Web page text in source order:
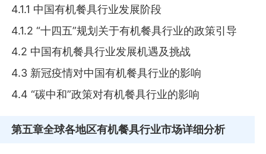
4.1.1 中国有机餐具行业发展阶段
4.1.2 “十四五”规划关于有机餐具行业的政策引导
4.2 中国有机餐具行业发展机遇及挑战
4.3 新冠疫情对中国有机餐具行业的影响
4.4 “碳中和”政策对有机餐具行业的影响
第五章全球各地区有机餐具行业市场详细分析